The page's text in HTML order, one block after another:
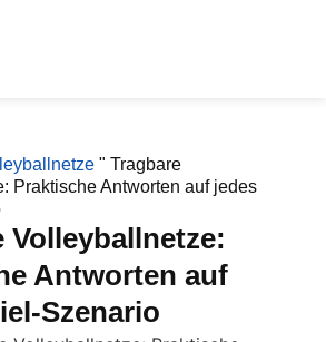
" Tragbare
Praktische Antworten auf jedes
Volleyballnetze:
Antworten auf
Szenario